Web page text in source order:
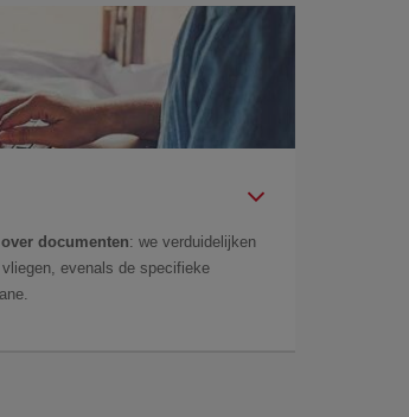
documenten: we verduidelijken
evenals de specifieke